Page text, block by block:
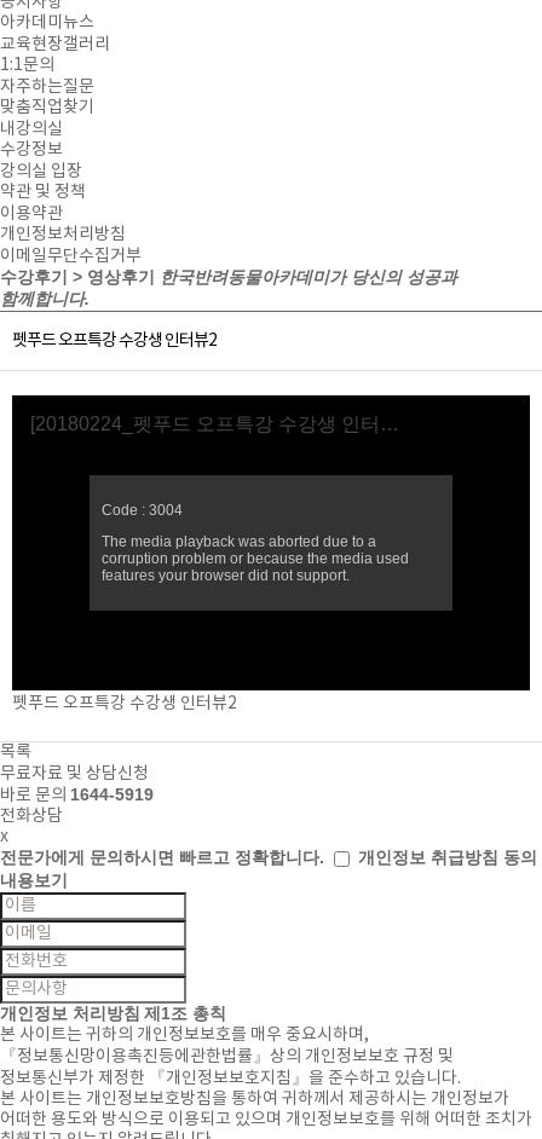
아카데미뉴스
교육현장갤러리
1:1문의
자주하는질문
맞춤직업찾기
내강의실
수강정보
강의실 입장
약관 및 정책
이용약관
개인정보처리방침
이메일무단수집거부
수강후기 > 영상후기
한국반려동물아카데미가 당신의 성공과
함께합니다.
펫푸드 오프특강 수강생 인터뷰2
펫푸드 오프특강 수강생 인터뷰2
목록
무료자료 및 상담신청
바로 문의 1644-5919
전화상담
x
전문가에게 문의하시면 빠르고 정확합니다.
개인정보 취급방침 동의
내용보기
개인정보 처리방침 제1조 총칙
본 사이트는 귀하의 개인정보보호를 매우 중요시하며,
『정보통신망이용촉진등에관한법률』상의 개인정보보호 규정 및
정보통신부가 제정한 『개인정보보호지침』을 준수하고 있습니다.
본 사이트는 개인정보보호방침을 통하여 귀하께서 제공하시는 개인정보가
어떠한 용도와 방식으로 이용되고 있으며 개인정보보호를 위해 어떠한 조치가